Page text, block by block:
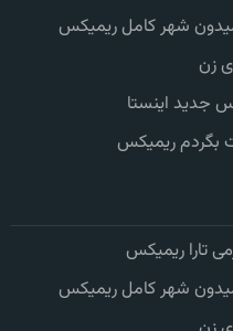
شهر کامل ریمیکس
زن
جدید اینستا
بگردم ریمیکس
تارا ریمیکس
شهر کامل ریمیکس